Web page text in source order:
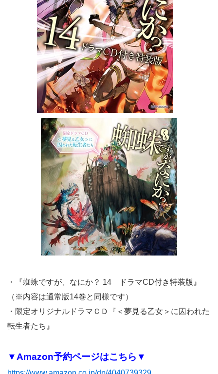
・『蜘蛛ですが、なにか？ 14 ドラマCD付き特装版』
（※内容は通常版14巻と同様です）
・限定オリジナルドラマＣＤ『＜夢見る乙女＞に囚われた
転生者たち』
▼Amazon予約ページはこちら▼